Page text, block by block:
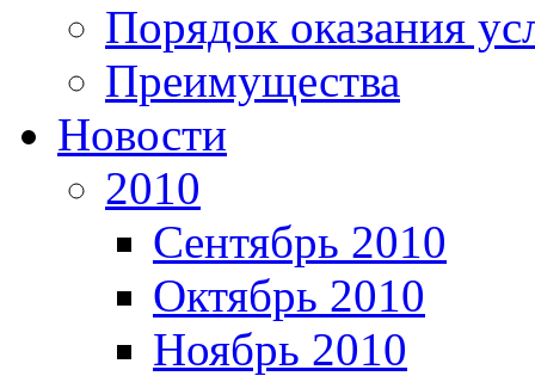
Порядок оказания
Преимущества
Новости
2010
Сентябрь 2010
Октябрь 2010
Ноябрь 2010